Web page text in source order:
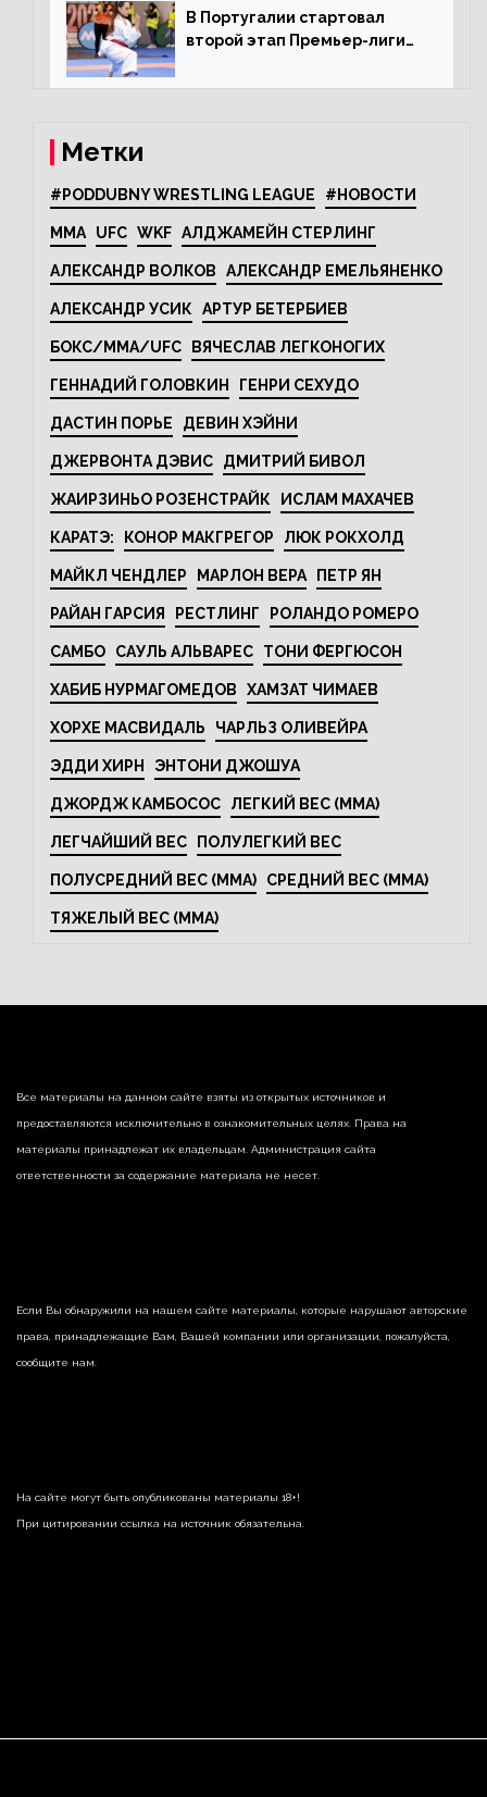
В Португалии стартовал
второй этап Премьер-лиги
Метки
#PODDUBNY WRESTLING LEAGUE #НОВОСТИ
MMA UFC WKF АЛДЖАМЕЙН СТЕРЛИНГ
АЛЕКСАНДР ВОЛКОВ АЛЕКСАНДР ЕМЕЛЬЯНЕНКО
АЛЕКСАНДР УСИК АРТУР БЕТЕРБИЕВ
БОКС/MMA/UFC ВЯЧЕСЛАВ ЛЕГКОНОГИХ
ГЕННАДИЙ ГОЛОВКИН ГЕНРИ СЕХУДО
ДАСТИН ПОРЬЕ ДЕВИН ХЭЙНИ
ДЖЕРВОНТА ДЭВИС ДМИТРИЙ БИВОЛ
ЖАИРЗИНЬО РОЗЕНСТРАЙК ИСЛАМ МАХАЧЕВ
КАРАТЭ: КОНОР МАКГРЕГОР ЛЮК РОКХОЛД
МАЙКЛ ЧЕНДЛЕР МАРЛОН ВЕРА ПЕТР ЯН
РАЙАН ГАРСИЯ РЕСТЛИНГ РОЛАНДО РОМЕРО
САМБО САУЛЬ АЛЬВАРЕС ТОНИ ФЕРГЮСОН
ХАБИБ НУРМАГОМЕДОВ ХАМЗАТ ЧИМАЕВ
ХОРХЕ МАСВИДАЛЬ ЧАРЛЬЗ ОЛИВЕЙРА
ЭДДИ ХИРН ЭНТОНИ ДЖОШУА
ДЖОРДЖ КАМБОСОС ЛЕГКИЙ ВЕС (MMA)
ЛЕГЧАЙШИЙ ВЕС ПОЛУЛЕГКИЙ ВЕС
ПОЛУСРЕДНИЙ ВЕС (MMA) СРЕДНИЙ ВЕС (MMA)
ТЯЖЕЛЫЙ ВЕС (MMA)
Все материалы на данном сайте взяты из открытых источников и
предоставляются исключительно в ознакомительных целях. Права на
материалы принадлежат их владельцам. Администрация сайта
ответственности за содержание материала не несет.
Если Вы обнаружили на нашем сайте материалы, которые нарушают авторские
права, принадлежащие Вам, Вашей компании или организации, пожалуйста,
сообщите нам.
На сайте могут быть опубликованы материалы 18+!
При цитировании ссылка на источник обязательна.